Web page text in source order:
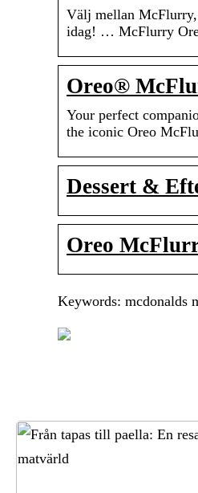
Välj mellan McFlurry,
idag! … McFlurry
Oreo®
Your perfect
the iconic Oreo
Dessert &
Oreo
Keywords: mcdonalds